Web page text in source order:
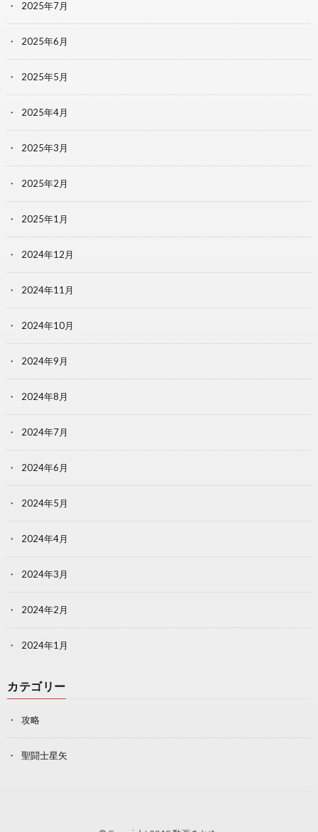
2025年7月
2025年6月
2025年5月
2025年4月
2025年3月
2025年2月
2025年1月
2024年12月
2024年11月
2024年10月
2024年9月
2024年8月
2024年7月
2024年6月
2024年5月
2024年4月
2024年3月
2024年2月
2024年1月
カテゴリー
攻略
聖闘士星矢